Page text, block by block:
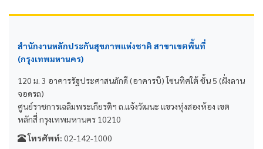
สำนักงานหลักประกันสุขภาพแห่งชาติ สาขาเขตพื้นที่
(กรุงเทพมหานคร)
120 ม. 3 อาคารรัฐประศาสนภักดี (อาคารบี) โซนทิศใต้ ชั้น 5 (ฝั่งลาน
จอดรถ)
ศูนย์ราชการเฉลิมพระเกียรติฯ ถ.แจ้งวัฒนะ แขวงทุ่งสองห้อง เขต
หลักสี่ กรุงเทพมหานคร 10210
โทรศัพท์: 02-142-1000